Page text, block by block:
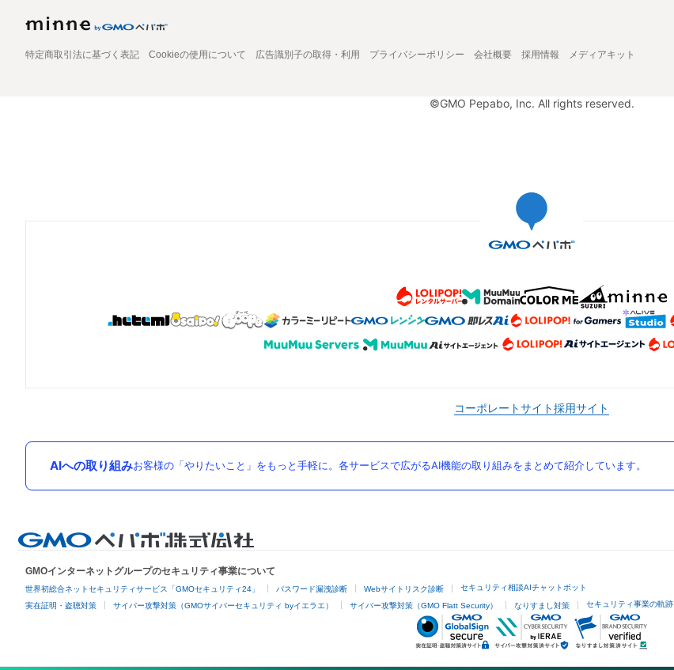
特定商取引法に基づく表記 Cookieの使用について 広告識別子の取得・利用 プライバシーポリシー 会社概要 採用情報 メディアキット
©GMO Pepabo, Inc. All rights reserved.
コーポレートサイト採用サイト
AIへの取り組みお客様の「やりたいこと」をもっと手軽に。各サービスで広がるAI機能の取り組みをまとめて紹介しています。
GMOインターネットグループのセキュリティ事業について
世界初総合ネットセキュリティサービス「GMOセキュリティ24」 パスワード漏洩診断 Webサイトリスク診断 セキュリティ相談AIチャットボット
実在証明・盗聴対策 サイバー攻撃対策（GMOサイバーセキュリティ byイエラエ） サイバー攻撃対策（GMO Flatt Security） なりすまし対策 セキュリティ事業の軌跡